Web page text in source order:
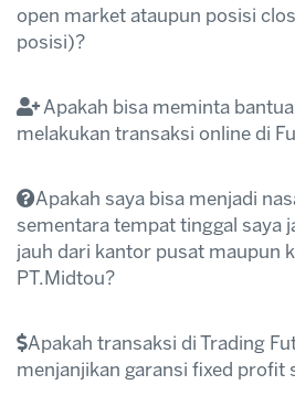
open market ataupun posisi
posisi)?
Apakah bisa meminta
melakukan transaksi online di
Apakah saya bisa menjadi
sementara tempat tinggal saya
jauh dari kantor pusat maupun
PT.Midtou?
ataupun diluar negeri anda
nasabah PT. Midtou.
Dengan cara mendaftar /
Apakah transaksi di Trading
menjanjikan garansi fixed profit